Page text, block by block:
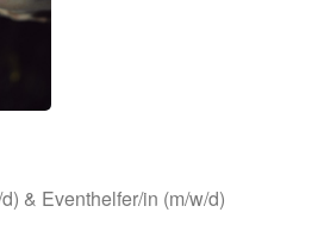
& Eventhelfer/in (m/w/d)